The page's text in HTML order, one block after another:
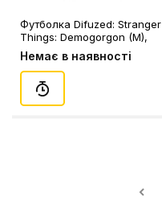
Футболка Difuzed: Stranger
Things: Demogorgon (M),
(154627)
Немає в наявності